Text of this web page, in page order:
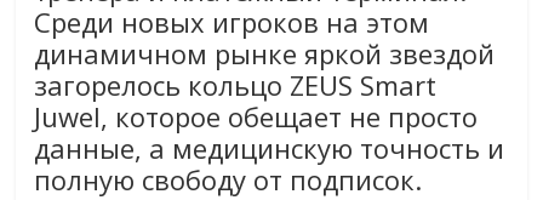
Среди новых игроков на этом
динамичном рынке яркой звездой
загорелось кольцо ZEUS Smart
Juwel, которое обещает не просто
данные, а медицинскую точность и
полную свободу от подписок.